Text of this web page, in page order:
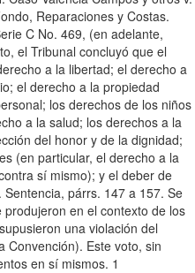
Reparaciones y Costas.
C No. 469, (en adelante,
el Tribunal concluyó que el
a la libertad; el derecho a
el derecho a la propiedad
los derechos de los niños
a la salud; los derechos a la
del honor y de la dignidad;
(en particular, el derecho a la
sí mismo); y el deber de
párrs. 147 a 157. Se
en el contexto de los
una violación del
Convención). Este voto, sin
en sí mismos. 1